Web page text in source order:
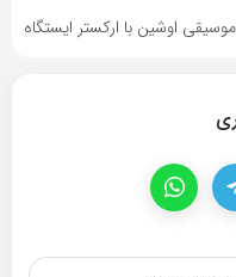
اوشین با ارکستر ایستگاه